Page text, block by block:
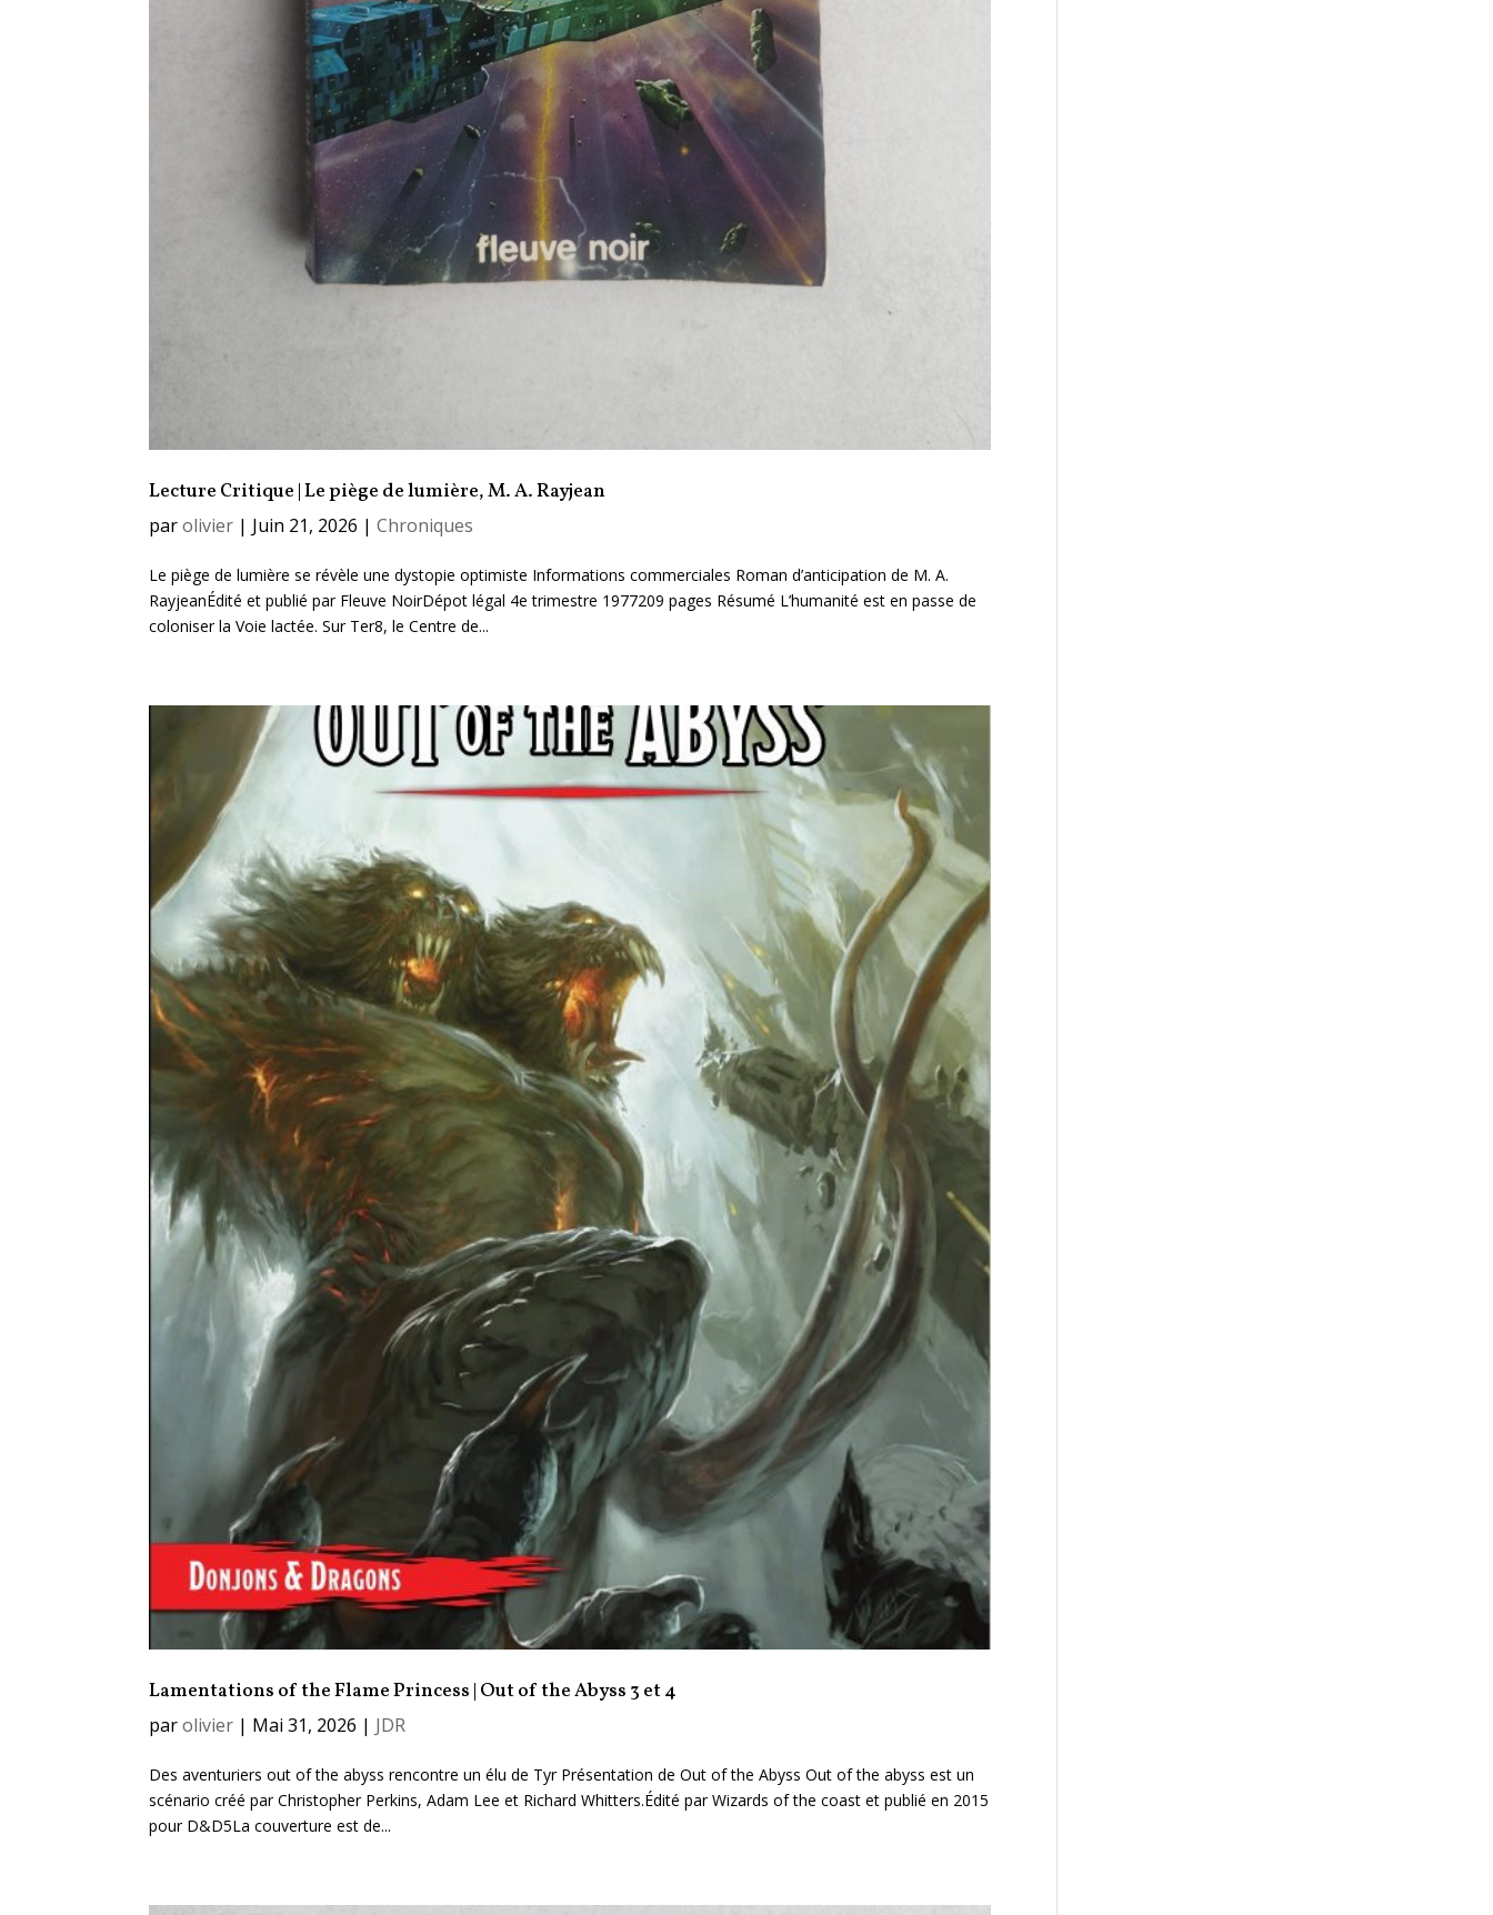
Lecture Critique | Le piège de lumière, M. A. Rayjean
parolivier | Juin 21, 2026 |Chroniques
Le piège de lumière se révèle une dystopie optimiste Informations commerciales Roman d’anticipation de M. A.
RayjeanÉdité et publié par Fleuve NoirDépot légal 4e trimestre 1977209 pages Résumé L’humanité est en passe de
coloniser la Voie lactée. Sur Ter8, le Centre de...
Lamentations of the Flame Princess | Out of the Abyss 3 et 4
parolivier | Mai 31, 2026 | JDR
Des aventuriers out of the abyss rencontre un élu de Tyr Présentation de Out of the Abyss Out of the abyss est un
scénario créé par Christopher Perkins, Adam Lee et Richard Whitters.Édité par Wizards of the coast et publié en 2015
pour D&D5La couverture est de...